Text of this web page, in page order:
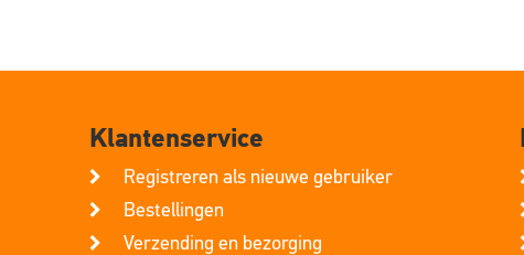
Klantenservice
Registreren als nieuwe gebruiker
Bestellingen
Verzending en bezorging